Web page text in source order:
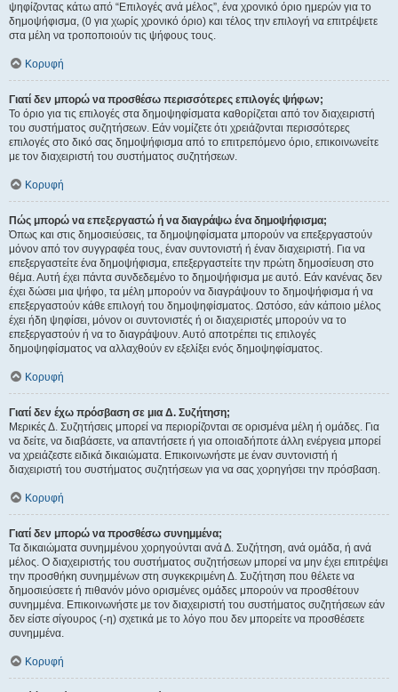
ψηφίζοντας κάτω από “Επιλογές ανά μέλος”, ένα χρονικό όριο ημερών για το
δημοψήφισμα, (0 για χωρίς χρονικό όριο) και τέλος την επιλογή να επιτρέψετε
στα μέλη να τροποποιούν τις ψήφους τους.
Κορυφή
Γιατί δεν μπορώ να προσθέσω περισσότερες επιλογές ψήφων;
Το όριο για τις επιλογές στα δημοψηφίσματα καθορίζεται από τον διαχειριστή
του συστήματος συζητήσεων. Εάν νομίζετε ότι χρειάζονται περισσότερες
επιλογές στο δικό σας δημοψήφισμα από το επιτρεπόμενο όριο, επικοινωνείτε
με τον διαχειριστή του συστήματος συζητήσεων.
Κορυφή
Πώς μπορώ να επεξεργαστώ ή να διαγράψω ένα δημοψήφισμα;
Όπως και στις δημοσιεύσεις, τα δημοψηφίσματα μπορούν να επεξεργαστούν
μόνον από τον συγγραφέα τους, έναν συντονιστή ή έναν διαχειριστή. Για να
επεξεργαστείτε ένα δημοψήφισμα, επεξεργαστείτε την πρώτη δημοσίευση στο
θέμα. Αυτή έχει πάντα συνδεδεμένο το δημοψήφισμα με αυτό. Εάν κανένας δεν
έχει δώσει μια ψήφο, τα μέλη μπορούν να διαγράψουν το δημοψήφισμα ή να
επεξεργαστούν κάθε επιλογή του δημοψηφίσματος. Ωστόσο, εάν κάποιο μέλος
έχει ήδη ψηφίσει, μόνον οι συντονιστές ή οι διαχειριστές μπορούν να το
επεξεργαστούν ή να το διαγράψουν. Αυτό αποτρέπει τις επιλογές
δημοψηφίσματος να αλλαχθούν εν εξελίξει ενός δημοψηφίσματος.
Κορυφή
Γιατί δεν έχω πρόσβαση σε μια Δ. Συζήτηση;
Μερικές Δ. Συζητήσεις μπορεί να περιορίζονται σε ορισμένα μέλη ή ομάδες. Για
να δείτε, να διαβάσετε, να απαντήσετε ή για οποιαδήποτε άλλη ενέργεια μπορεί
να χρειάζεστε ειδικά δικαιώματα. Επικοινωνήστε με έναν συντονιστή ή
διαχειριστή του συστήματος συζητήσεων για να σας χορηγήσει την πρόσβαση.
Κορυφή
Γιατί δεν μπορώ να προσθέσω συνημμένα;
Τα δικαιώματα συνημμένου χορηγούνται ανά Δ. Συζήτηση, ανά ομάδα, ή ανά
μέλος. Ο διαχειριστής του συστήματος συζητήσεων μπορεί να μην έχει επιτρέψει
την προσθήκη συνημμένων στη συγκεκριμένη Δ. Συζήτηση που θέλετε να
δημοσιεύσετε ή πιθανόν μόνο ορισμένες ομάδες μπορούν να προσθέτουν
συνημμένα. Επικοινωνήστε με τον διαχειριστή του συστήματος συζητήσεων εάν
δεν είστε σίγουρος (-η) σχετικά με το λόγο που δεν μπορείτε να προσθέσετε
συνημμένα.
Κορυφή